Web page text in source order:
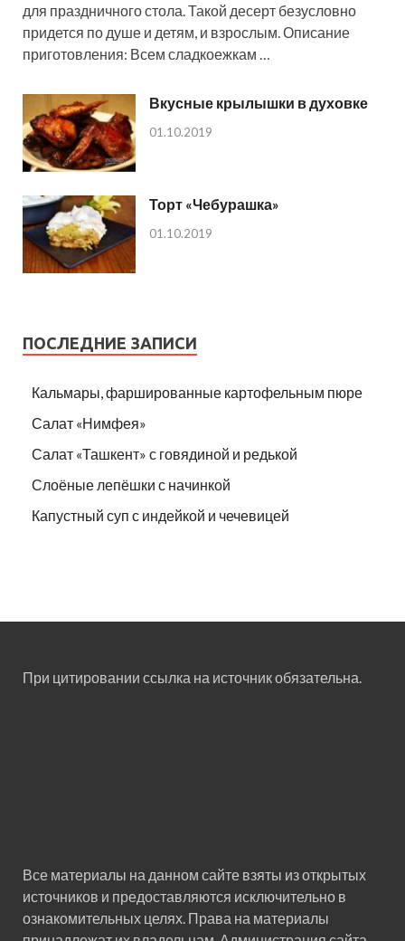
для праздничного стола. Такой десерт безусловно
придется по душе и детям, и взрослым. Описание
приготовления: Всем сладкоежкам …
Вкусные крылышки в духовке
01.10.2019
Торт «Чебурашка»
01.10.2019
ПОСЛЕДНИЕ ЗАПИСИ
Кальмары, фаршированные картофельным пюре
Салат «Нимфея»
Салат «Ташкент» с говядиной и редькой
Слоёные лепёшки с начинкой
Капустный суп с индейкой и чечевицей
При цитировании ссылка на источник обязательна.
Все материалы на данном сайте взяты из открытых
источников и предоставляются исключительно в
ознакомительных целях. Права на материалы